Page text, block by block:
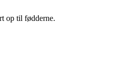
op til fødderne.